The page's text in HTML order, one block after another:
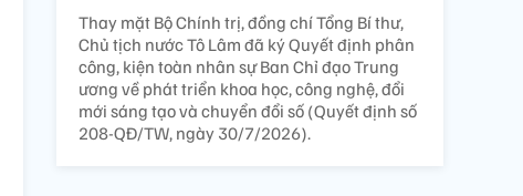
Thay mặt Bộ Chính trị, đồng chí Tổng Bí thư,
Chủ tịch nước Tô Lâm đã ký Quyết định phân
công, kiện toàn nhân sự Ban Chỉ đạo Trung
ương về phát triển khoa học, công nghệ, đổi
mới sáng tạo và chuyển đổi số (Quyết định số
208-QĐ/TW, ngày 30/7/2026).